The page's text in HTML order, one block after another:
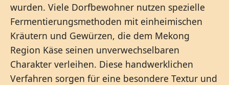
wurden. Viele Dorfbewohner nutzen spezielle
Fermentierungsmethoden mit einheimischen
Kräutern und Gewürzen, die dem Mekong
Region Käse seinen unverwechselbaren
Charakter verleihen. Diese handwerklichen
Verfahren sorgen für eine besondere Textur und